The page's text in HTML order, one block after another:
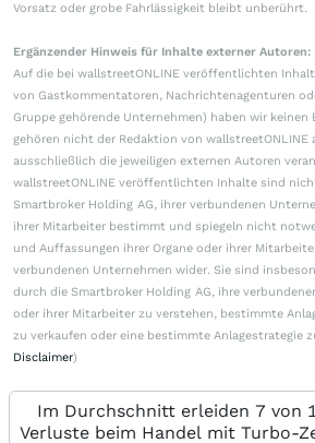
Vorsatz oder grobe Fahrlässigkeit bleibt unberührt.
Ergänzender Hinweis für Inhalte externer Autoren:
Auf die bei wallstreetONLINE veröffentlichten
von Gastkommentatoren, Nachrichtenagenturen
Gruppe gehörende Unternehmen) haben wir
gehören nicht der Redaktion von wallstreetONLINE
ausschließlich die jeweiligen externen Autoren
wallstreetONLINE veröffentlichten Inhalte sind
Smartbroker Holding AG, ihrer verbundenen
ihrer Mitarbeiter bestimmt und spiegeln nicht
und Auffassungen ihrer Organe oder ihrer
verbundenen Unternehmen wider. Sie sind
durch die Smartbroker Holding AG, ihre
oder ihrer Mitarbeiter zu verstehen, bestimmte
zu verkaufen oder eine bestimmte Anlagestrategie
Disclaimer)
Im Durchschnitt erleiden 7 von
Verluste beim Handel mit Turbo-